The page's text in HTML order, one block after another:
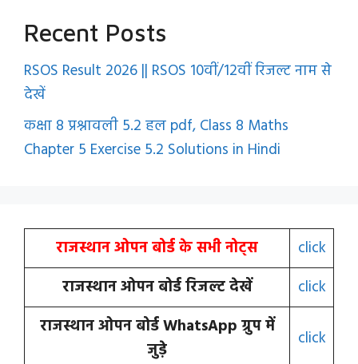
Recent Posts
RSOS Result 2026 || RSOS 10वीं/12वीं रिजल्ट नाम से
देखें
कक्षा 8 प्रश्नावली 5.2 हल pdf, Class 8 Maths
Chapter 5 Exercise 5.2 Solutions in Hindi
राजस्थान ओपन बोर्ड के सभी नोट्स
click
राजस्थान ओपन बोर्ड रिजल्ट देखें
click
राजस्थान ओपन बोर्ड WhatsApp ग्रुप में
जुड़े
click